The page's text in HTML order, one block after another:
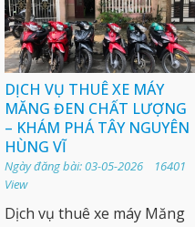
DỊCH VỤ THUÊ XE MÁY
MĂNG ĐEN CHẤT LƯỢNG
– KHÁM PHÁ TÂY NGUYÊN
HÙNG VĨ
Ngày đăng bài: 03-05-2026 16401
View
Dịch vụ thuê xe máy Măng